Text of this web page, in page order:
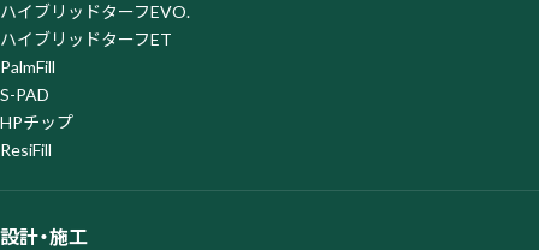
ハイブリッドターフEVO.
ハイブリッドターフET
PalmFill
S-PAD
HPチップ
ResiFill
設計・施工